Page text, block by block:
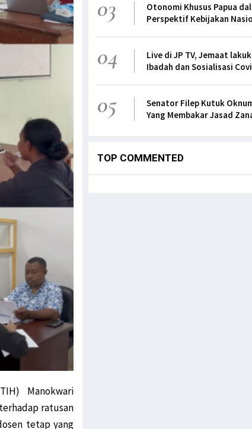
Manokwari
ratusan
tetap yang
03
Otonomi Khusus Papua
Perspektif Kebijakan
04
Live di JP TV, Jemaat
Ibadah dan Sosialisasi
05
Senator Filep Kutuk
Yang Membakar Jasad
TOP COMMENTED